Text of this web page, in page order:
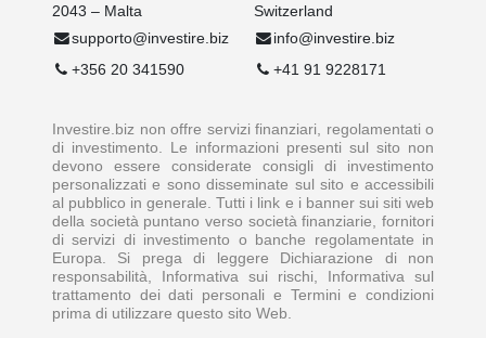
2043 – Malta
supporto@investire.biz
+356 20 341590
Switzerland
info@investire.biz
+41 91 9228171
Investire.biz non offre servizi finanziari, regolamentati o
di investimento. Le informazioni presenti sul sito non
devono essere considerate consigli di investimento
personalizzati e sono disseminate sul sito e accessibili
al pubblico in generale. Tutti i link e i banner sui siti web
della società puntano verso società finanziarie, fornitori
di servizi di investimento o banche regolamentate in
Europa. Si prega di leggere Dichiarazione di non
responsabilità, Informativa sui rischi, Informativa sul
trattamento dei dati personali e Termini e condizioni
prima di utilizzare questo sito Web.